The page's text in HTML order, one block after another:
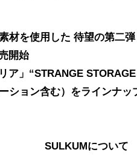
材を使用した 待望の第二
開始
ア」“STRANGE
ション含む）をラインナッ
SULKUMについて